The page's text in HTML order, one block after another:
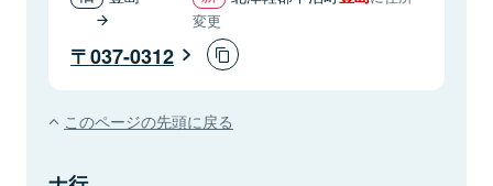
変更
037-0312
このページの先頭に戻る